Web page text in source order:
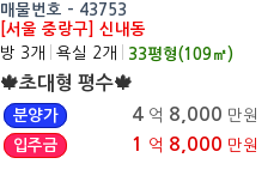
매물번호 - 43753
[서울 중랑구] 신내동
방 3개
욕실 2개 33평형(109㎡)
🍁초대형 평수🍁
분양가 4 억 8,000 만원
입주금
1 억 8,000 만원